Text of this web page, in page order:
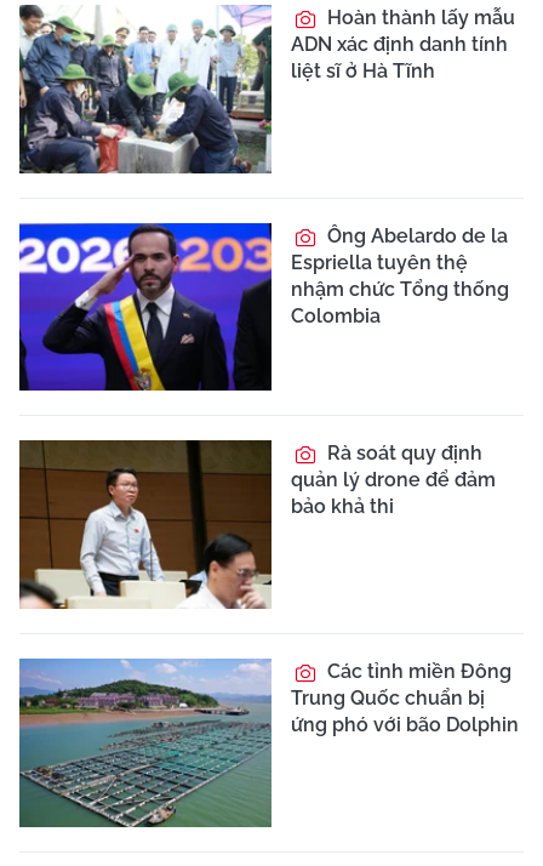
Hoàn thành lấy mẫu
ADN xác định danh tính
liệt sĩ ở Hà Tĩnh
Ông Abelardo de la
Espriella tuyên thệ
nhậm chức Tổng thống
Colombia
Rà soát quy định
quản lý drone để đảm
bảo khả thi
Các tỉnh miền Đông
Trung Quốc chuẩn bị
ứng phó với bão Dolphin